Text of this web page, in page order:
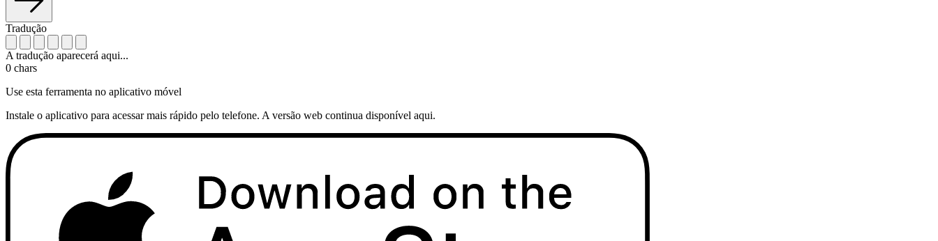
Tradução
A tradução aparecerá aqui...
0 chars
Use esta ferramenta no aplicativo móvel
Instale o aplicativo para acessar mais rápido pelo telefone. A versão web continua disponível aqui.